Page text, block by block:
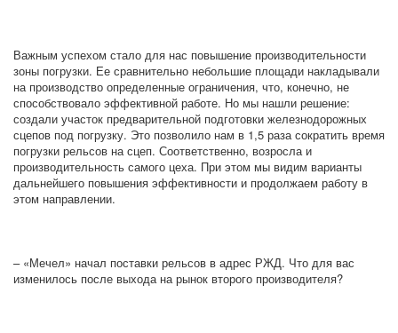
Важным успехом стало для нас повышение производительности
зоны погрузки. Ее сравнительно небольшие площади накладывали
на производство определенные ограничения, что, конечно, не
способствовало эффективной работе. Но мы нашли решение:
создали участок предварительной подготовки железнодорожных
сцепов под погрузку. Это позволило нам в 1,5 раза сократить время
погрузки рельсов на сцеп. Соответственно, возросла и
производительность самого цеха. При этом мы видим варианты
дальнейшего повышения эффективности и продолжаем работу в
этом направлении.
– «Мечел» начал поставки рельсов в адрес РЖД. Что для вас
изменилось после выхода на рынок второго производителя?